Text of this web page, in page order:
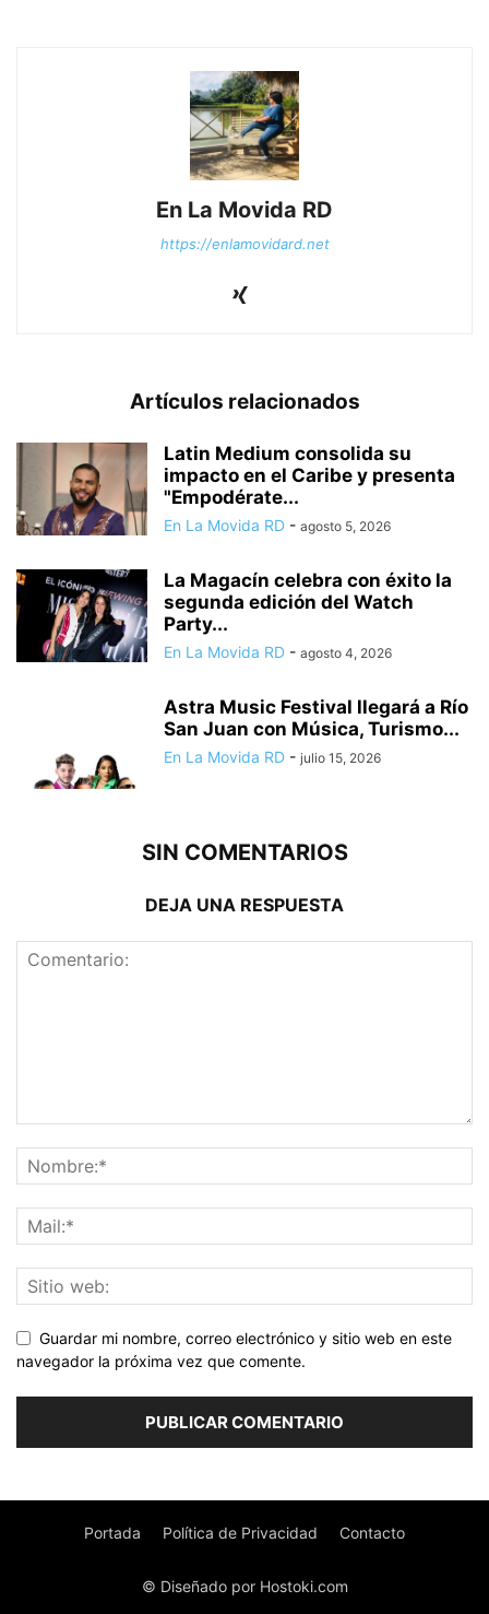
En La Movida RD
https://enlamovidard.net
Artículos relacionados
Latin Medium consolida su
impacto en el Caribe y presenta
"Empodérate...
En La Movida RD - agosto 5, 2026
La Magacín celebra con éxito la
segunda edición del Watch
Party...
En La Movida RD - agosto 4, 2026
Astra Music Festival llegará a Río
San Juan con Música, Turismo...
En La Movida RD - julio 15, 2026
SIN COMENTARIOS
DEJA UNA RESPUESTA
Guardar mi nombre, correo electrónico y sitio web en este
navegador la próxima vez que comente.
Portada Política de Privacidad Contacto
© Diseñado por Hostoki.com